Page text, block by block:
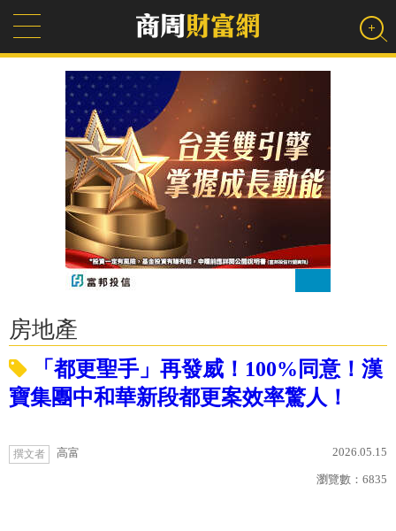
房地產
「都更聖手」再發威！100%同意！漢
寶集團中和華新段都更案效率驚人！
撰文者 高富 2026.05.15
瀏覽數： 6835